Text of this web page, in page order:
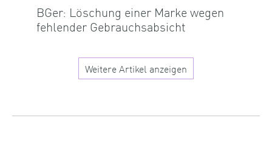
BGer: Löschung einer Marke wegen
fehlender Gebrauchsabsicht
Weitere Artikel anzeigen